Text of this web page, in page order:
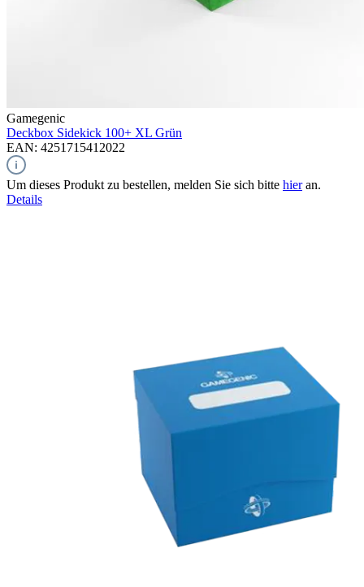
Gamegenic
Deckbox Sidekick 100+ XL Grün
EAN: 4251715412022
Um dieses Produkt zu bestellen, melden Sie sich bitte hieran.
Details